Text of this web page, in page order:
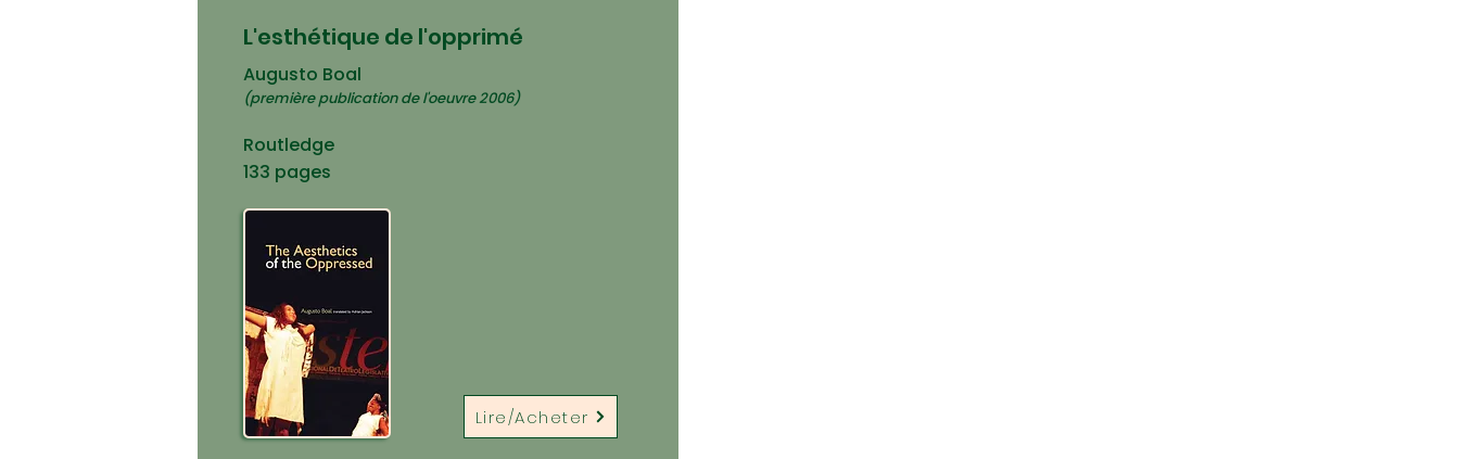
L'esthétique de l'opprimé
Augusto Boal
(première publication de l'oeuvre 2006)
Routledge
133 pages
Lire/Acheter